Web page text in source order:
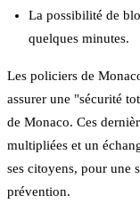
La possibilité de
quelques minutes.
Les policiers de
assurer une "sécurité
de Monaco. Ces
multipliées et un
ses citoyens, pour une
prévention.